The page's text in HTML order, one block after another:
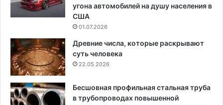
угона автомобилей на душу населения в
США
01.07.2026
Древние числа, которые раскрывают
суть человека
22.05.2026
Бесшовная профильная стальная труба
в трубопроводах повышенной